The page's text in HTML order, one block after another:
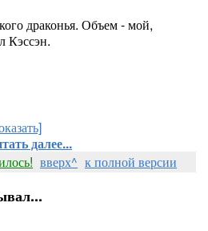
драконья. Объем - мой,
Кэссэн.
далее...
вверх^ к полной версии